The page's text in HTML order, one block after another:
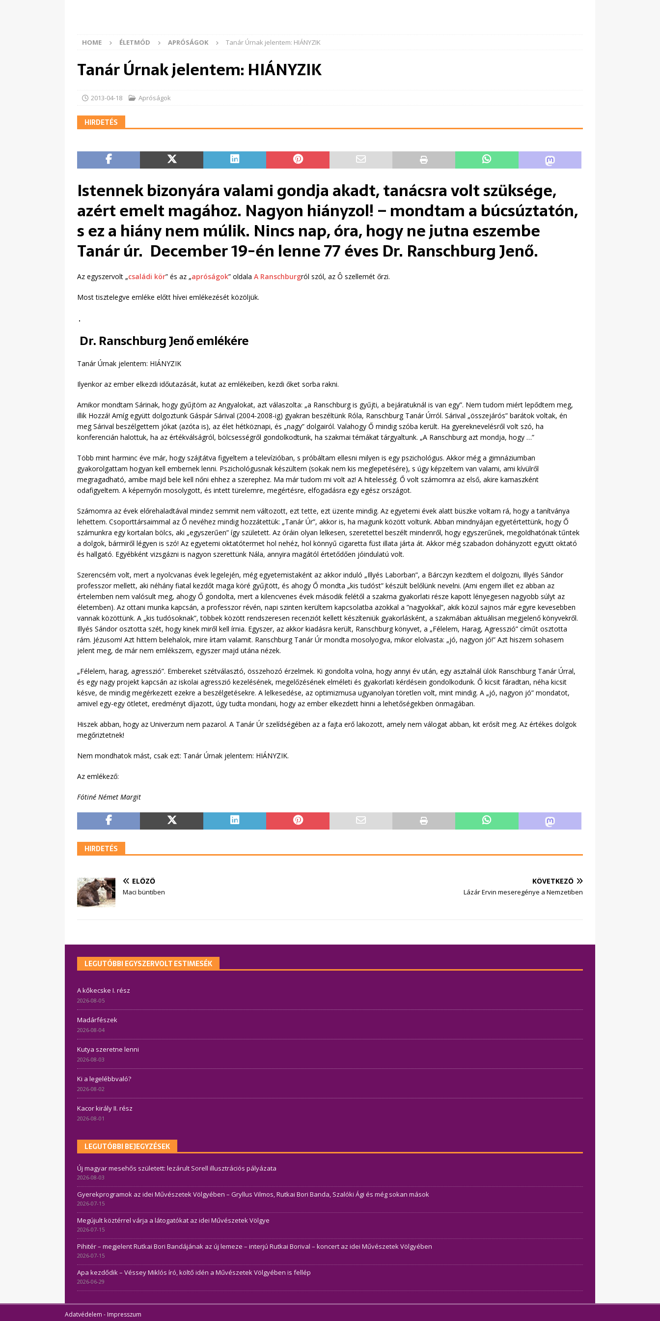
HOME ÉLETMÓD APRÓSÁGOK Tanár Úrnak jelentem: HIÁNYZIK
Tanár Úrnak jelentem: HIÁNYZIK
2013-04-18 Apróságok
HIRDETÉS
Istennek bizonyára valami gondja akadt, tanácsra volt szüksége,
azért emelt magához. Nagyon hiányzol! – mondtam a búcsúztatón,
s ez a hiány nem múlik. Nincs nap, óra, hogy ne jutna eszembe
Tanár úr. December 19-én lenne 77 éves Dr. Ranschburg Jenő.
Az egyszervolt „családi kör” és az „apróságok” oldala A Ranschburgról szól, az Ô szellemét őrzi.
Most tisztelegve emléke előtt hívei emlékezését közöljük.
Dr. Ranschburg Jenő emlékére
Tanár Úrnak jelentem: HIÁNYZIK
Ilyenkor az ember elkezdi időutazását, kutat az emlékeiben, kezdi őket sorba rakni.
Amikor mondtam Sárinak, hogy gyűjtöm az Angyalokat, azt válaszolta: „a Ranschburg is gyűjti, a bejáratuknál is van egy”. Nem tudom miért lepődtem meg,
illik Hozzá! Amíg együtt dolgoztunk Gáspár Sárival (2004-2008-ig) gyakran beszéltünk Róla, Ranschburg Tanár Úrról. Sárival „összejárós” barátok voltak, én
meg Sárival beszélgettem jókat (azóta is), az élet hétköznapi, és „nagy” dolgairól. Valahogy Ő mindig szóba került. Ha gyereknevelésről volt szó, ha
konferencián halottuk, ha az értékválságról, bölcsességről gondolkodtunk, ha szakmai témákat tárgyaltunk. „A Ranschburg azt mondja, hogy …”
Több mint harminc éve már, hogy szájtátva figyeltem a televízióban, s próbáltam ellesni milyen is egy pszichológus. Akkor még a gimnáziumban
gyakorolgattam hogyan kell embernek lenni. Pszichológusnak készültem (sokak nem kis meglepetésére), s úgy képzeltem van valami, ami kívülről
megragadható, amibe majd bele kell nőni ehhez a szerephez. Ma már tudom mi volt az! A hitelesség. Ő volt számomra az első, akire kamaszként
odafigyeltem. A képernyőn mosolygott, és intett türelemre, megértésre, elfogadásra egy egész országot.
Számomra az évek előrehaladtával mindez semmit nem változott, ezt tette, ezt üzente mindig. Az egyetemi évek alatt büszke voltam rá, hogy a tanítványa
lehettem. Csoporttársaimmal az Ő nevéhez mindig hozzátettük: „Tanár Úr”, akkor is, ha magunk között voltunk. Abban mindnyájan egyetértettünk, hogy Ő
számunkra egy kortalan bölcs, aki „egyszerűen” így született. Az óráin olyan lelkesen, szeretettel beszélt mindenről, hogy egyszerűnek, megoldhatónak tűntek
a dolgok, bármiről légyen is szó! Az egyetemi oktatótermet hol nehéz, hol könnyű cigaretta füst illata járta át. Akkor még szabadon dohányzott együtt oktató
és hallgató. Egyébként vizsgázni is nagyon szerettünk Nála, annyira magától értetődően jóindulatú volt.
Szerencsém volt, mert a nyolcvanas évek legelején, még egyetemistaként az akkor induló „Illyés Laborban”, a Bárczyn kezdtem el dolgozni, Illyés Sándor
professzor mellett, aki néhány fiatal kezdőt maga köré gyűjtött, és ahogy Ő mondta „kis tudóst” készült belőlünk nevelni. (Ami engem illet ez abban az
értelemben nem valósult meg, ahogy Ő gondolta, mert a kilencvenes évek második felétől a szakma gyakorlati része kapott lényegesen nagyobb súlyt az
életemben). Az ottani munka kapcsán, a professzor révén, napi szinten kerültem kapcsolatba azokkal a ”nagyokkal”, akik közül sajnos már egyre kevesebben
vannak közöttünk. A „kis tudósoknak”, többek között rendszeresen recenziót kellett készíteniük gyakorlásként, a szakmában aktuálisan megjelenő könyvekről.
Illyés Sándor osztotta szét, hogy kinek miről kell írnia. Egyszer, az akkor kiadásra került, Ranschburg könyvet, a „Félelem, Harag, Agresszió” címűt osztotta
rám. Jézusom! Azt hittem belehalok, mire írtam valamit. Ranschburg Tanár Úr mondta mosolyogva, mikor elolvasta: „jó, nagyon jó!” Azt hiszem sohasem
jelent meg, de már nem emlékszem, egyszer majd utána nézek.
„Félelem, harag, agresszió”. Embereket szétválasztó, összehozó érzelmek. Ki gondolta volna, hogy annyi év után, egy asztalnál ülök Ranschburg Tanár Úrral,
és egy nagy projekt kapcsán az iskolai agresszió kezelésének, megelőzésének elméleti és gyakorlati kérdésein gondolkodunk. Ő kicsit fáradtan, néha kicsit
késve, de mindig megérkezett ezekre a beszélgetésekre. A lelkesedése, az optimizmusa ugyanolyan töretlen volt, mint mindig. A „jó, nagyon jó” mondatot,
amivel egy-egy ötletet, eredményt díjazott, úgy tudta mondani, hogy az ember elkezdett hinni a lehetőségekben önmagában.
Hiszek abban, hogy az Univerzum nem pazarol. A Tanár Úr szelídségében az a fajta erő lakozott, amely nem válogat abban, kit erősít meg. Az értékes dolgok
megőriztetnek!
Nem mondhatok mást, csak ezt: Tanár Úrnak jelentem: HIÁNYZIK.
Az emlékező:
Fótiné Német Margit
HIRDETÉS
ELŐZŐ
Maci büntiben
KÖVETKEZŐ
Lázár Ervin meseregénye a Nemzetiben
LEGUTÓBBI EGYSZERVOLT ESTIMESÉK
A kőkecske I. rész
2026-08-05
Madárfészek
2026-08-04
Kutya szeretne lenni
2026-08-03
Ki a legelébbvaló?
2026-08-02
Kacor király II. rész
2026-08-01
LEGUTÓBBI BEJEGYZÉSEK
Új magyar mesehős született: lezárult Sorell illusztrációs pályázata
2026-08-03
Gyerekprogramok az idei Művészetek Völgyében – Gryllus Vilmos, Rutkai Bori Banda, Szalóki Ági és még sokan mások
2026-07-15
Megújult köztérrel várja a látogatókat az idei Művészetek Völgye
2026-07-15
Pihitér – megjelent Rutkai Bori Bandájának az új lemeze – interjú Rutkai Borival – koncert az idei Művészetek Völgyében
2026-07-15
Apa kezdődik – Véssey Miklós író, költő idén a Művészetek Völgyében is fellép
2026-06-29
Adatvédelem - Impresszum